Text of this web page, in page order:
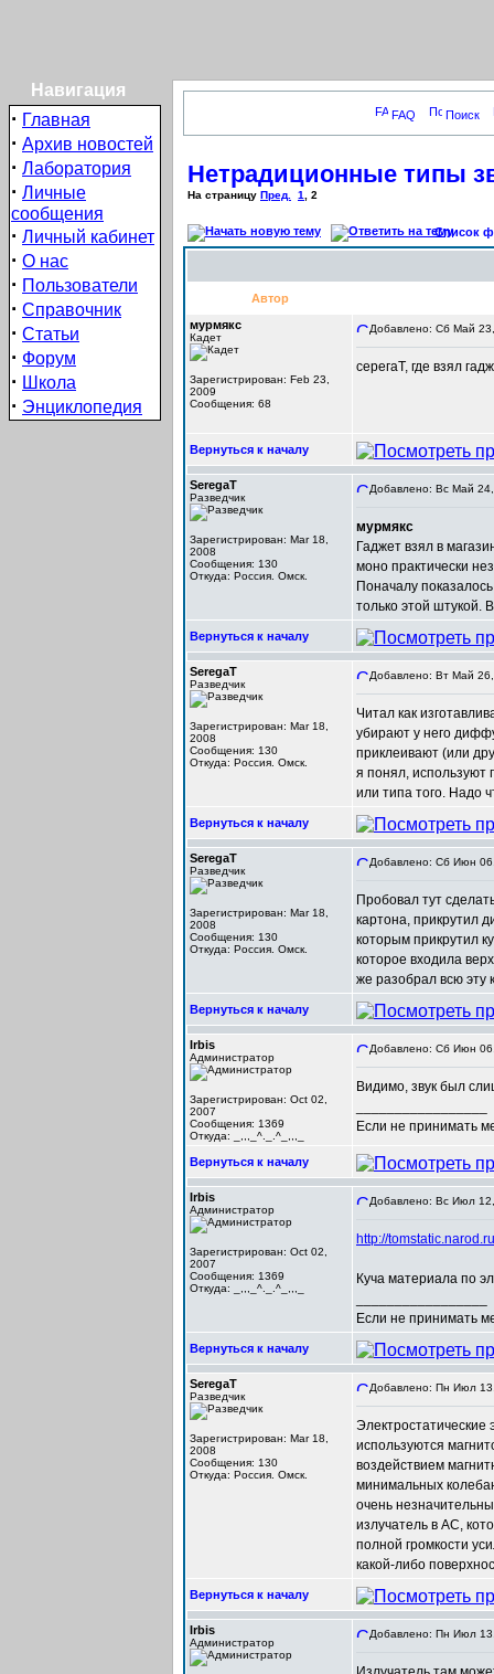
Навигация
· Главная
· Архив новостей
· Лаборатория
· Личные
сообщения
· Личный кабинет
· О нас
· Пользователи
· Справочник
· Статьи
· Форум
· Школа
· Энциклопедия
FAQ Поиск
Нетрадиционные типы
На страницу Пред. 1 2
Список
Автор
мурмякс
Кадет
Зарегистрирован: Feb 23,
2009
Сообщения: 68
Добавлено: Сб Май
серегаТ, где взял
Вернуться к началу
SeregaT
Разведчик
Зарегистрирован: Mar 18,
2008
Сообщения: 130
Откуда: Россия. Омск.
Добавлено: Вс Май
мурмякс
Гаджет взял в
моно практически
Поначалу
только этой штукой.
Вернуться к началу
SeregaT
Разведчик
Зарегистрирован: Mar 18,
2008
Сообщения: 130
Откуда: Россия. Омск.
Добавлено: Вт Май
Читал как
убирают у него
приклеивают (или
я понял, используют
или типа того. Надо
Вернуться к началу
SeregaT
Разведчик
Зарегистрирован: Mar 18,
2008
Сообщения: 130
Откуда: Россия. Омск.
Добавлено: Сб Июн
Пробовал тут
картона, прикрутил
которым прикрутил
которое входила
же разобрал всю эту
Вернуться к началу
Irbis
Администратор
Зарегистрирован: Oct 02,
2007
Сообщения: 1369
Откуда: _,,,_^._.^_,,,_
Добавлено: Сб Июн
Видимо, звук был
Если не принимать
Вернуться к началу
Irbis
Администратор
Зарегистрирован: Oct 02,
2007
Сообщения: 1369
Откуда: _,,,_^._.^_,,,_
Добавлено: Вс Июл
http://
Куча материала по
Если не принимать
Вернуться к началу
SeregaT
Разведчик
Зарегистрирован: Mar 18,
2008
Сообщения: 130
Откуда: Россия. Омск.
Добавлено: Пн Июл
Электростатические
используются
воздействием
минимальных
очень
излучатель в АС,
полной громкости
какой-либо
Вернуться к началу
Irbis
Администратор
Добавлено: Пн Июл